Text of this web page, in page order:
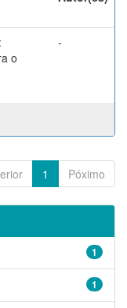
o
-
1 Póximo
1
1